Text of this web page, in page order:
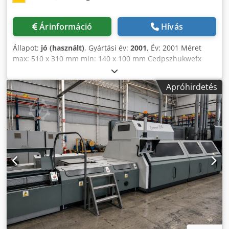
- Félautomata beállítás - Bal oldali adagoló - Előválogató
rakó - Késház előbeállító mechanizmus - Késkészlet: 2
Chodpozg E Idjfx Akqja - Cserélhető vágóasztalok (standard
készlet): 4 – 17 Kötegrakó Müller Martini CB 12 Leírás: -
Kompenzáló rakó - Bal oldali adagoló Az alábbiak az árban
nem szerepelnek (opcionális): - Folyamatos borítólap-
adagolók - Müller Martin 3605 könyvtömb-vágógép fordító
szállítósíjjal - Raklapozó
Árinformáció Hívás
Állapot: jó (használt), Gyártási év: 2001, Év: 2001 Méret
max: 510 x 310 mm min: 140 x 100 mm Cedpszhukwefx
Akqeha Könyvblokk vastagság max: 60 mm min: 3 mm
Borító méret max: 642 mm min: 203 mm Sebesség max:
15.000 c/h Összetétel: Begyűjtő gép Müller Martini 3681
Leírás: - Láncfeszítő állomás - 22 begyűjtő állomás - 20
adagoló egység 3681 - ASIR Automata szelvényfelismerő
rendszer - ASAC Automatikus kalibrőr önbeállítás - 1
selejtkapu 3717 hiányos termékekhez - 2x 3643 köztes elem
vibrátorral - 1x 3642 könyvblokk adagoló alap gép
adagolóval - 1x 3643 köztes elem vibrátorral - Átvezetés a
kötőgépbe Ragasztókötő gép Müller Martini Corona 3010
C15 S-31 Év: 2000 Leírás: - Fél-automatika beállítás -
Commander – fő maró állomás - 1. gerinc előkészítő
állomás - 2. gerinc előkészítő állomás - Kefeállomás - 1.
gerincragasztó egység alap - 1. hotmelt gerincragasztó
egység, cserélhető - ICS C80 előolvasztó gerincragasztóhoz
Apróhirdetés